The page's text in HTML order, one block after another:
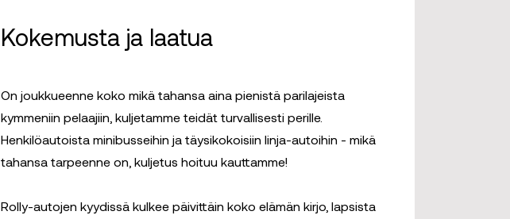
Kokemusta ja laatua
On joukkueenne koko mikä tahansa aina pienistä parilajeista
kymmeniin pelaajiin, kuljetamme teidät turvallisesti perille.
Henkilöautoista minibusseihin ja täysikokoisiin linja-autoihin - mikä
tahansa tarpeenne on, kuljetus hoituu kauttamme!
Rolly-autojen kyydissä kulkee päivittäin koko elämän kirjo, lapsista